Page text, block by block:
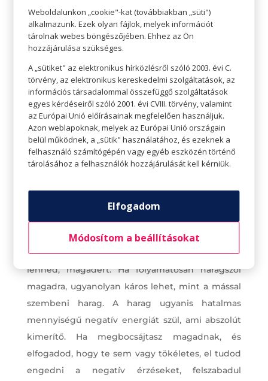
jobbak vagy rosszabbak, csak mások.
Mindannyian elkövetünk hibákat – nagyokat és
kisebbeket -, és bár a maguk idejében
földrengetőnek tűnhetnek, valószínűleg
mégsem azok. Az élet halad, neked is így kell
lenned, magadért. Ha folyamatosan haragszol
magadra, ugyanolyan káros lehet, mint a mással
szembeni harag. A harag ugyanis hatalmas
mennyiségű negatív energiát szül, ami abszolút
kimerítő. Ha megbocsájtasz magadnak, és
elfogadod, hogy te sem vagy tökéletes, el tudod
engedni a negatív érzéseket, felszabadul
Weboldalunkon „cookie"-kat (továbbiakban „süti")
alkalmazunk. Ezek olyan fájlok, melyek információt
tárolnak webes böngészőjében. Ehhez az Ön
hozzájárulása szükséges.
A „sütiket" az elektronikus hírközlésről szóló 2003. évi C.
törvény, az elektronikus kereskedelmi szolgáltatások, az
információs társadalommal összefüggő szolgáltatások
egyes kérdéseiről szóló 2001. évi CVIII. törvény, valamint
az Európai Unió előírásainak megfelelően használjuk.
Azon weblapoknak, melyek az Európai Unió országain
belül működnek, a „sütik" használatához, és ezeknek a
felhasználó számítógépén vagy egyéb eszközén történő
tárolásához a felhasználók hozzájárulását kell kérniük.
Elfogadom
Módosítom a beállításokat